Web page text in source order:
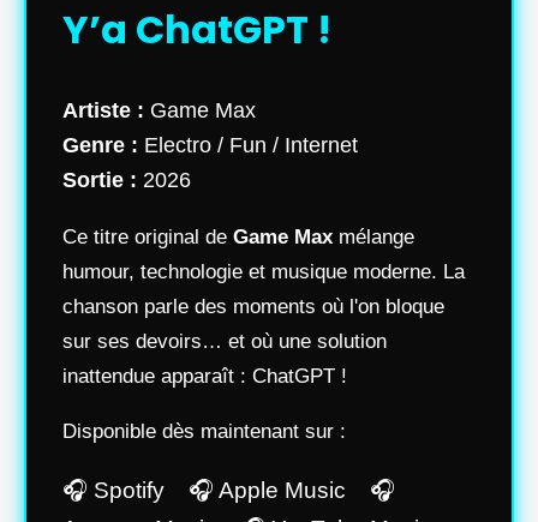
Y’a ChatGPT !
Artiste : Game Max
Genre : Electro / Fun / Internet
Sortie : 2026
Ce titre original de Game Max mélange
humour, technologie et musique moderne. La
chanson parle des moments où l'on bloque
sur ses devoirs… et où une solution
inattendue apparaît : ChatGPT !
Disponible dès maintenant sur :
🎧 Spotify 🎧 Apple Music 🎧